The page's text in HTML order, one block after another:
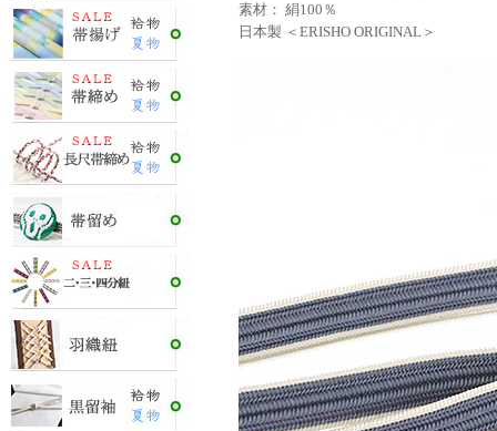
素材： 絹100％
日本製 ＜ERISHO ORIGINAL＞